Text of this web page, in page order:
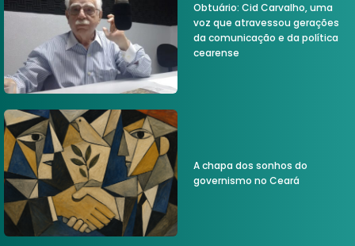
Obtuário: Cid Carvalho, uma
voz que atravessou gerações
da comunicação e da política
cearense
A chapa dos sonhos do
governismo no Ceará